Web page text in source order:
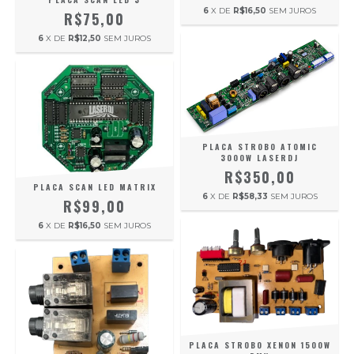
R$75,00
6 X DE R$12,50 SEM JUROS
6 X DE R$16,50 SEM JUROS
PLACA SCAN LED MATRIX
R$99,00
6 X DE R$16,50 SEM JUROS
PLACA STROBO ATOMIC
3000W LASERDJ
R$350,00
6 X DE R$58,33 SEM JUROS
PLACA STROBO XENON 1500W